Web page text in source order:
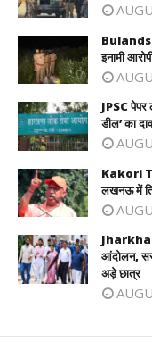
इनामी
JPSC
डील’ का
Kakori
लखनऊ में
आंदोलन,
अड़े छात्र